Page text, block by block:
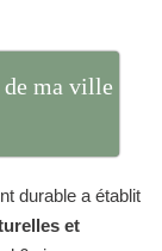
de ma ville
durable a établit
et